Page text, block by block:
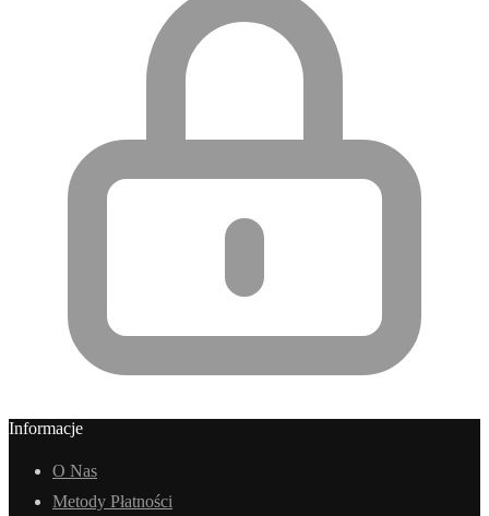
Informacje
O Nas
Metody Płatności